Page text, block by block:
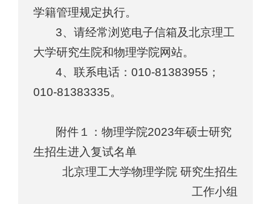
学籍管理规定执行。
3、请经常浏览电子信箱及北京理工
大学研究生院和物理学院网站。
4、联系电话：010-81383955；
010-81383335。
附件１：物理学院2023年硕士研究
生招生进入复试名单
北京理工大学物理学院 研究生招生
工作小组